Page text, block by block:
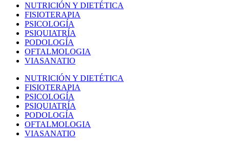
NUTRICIÓN Y DIETÉTICA
FISIOTERAPIA
PSICOLOGÍA
PSIQUIATRÍA
PODOLOGÍA
OFTALMOLOGIA
VIASANATIO
NUTRICIÓN Y DIETÉTICA
FISIOTERAPIA
PSICOLOGÍA
PSIQUIATRÍA
PODOLOGÍA
OFTALMOLOGIA
VIASANATIO